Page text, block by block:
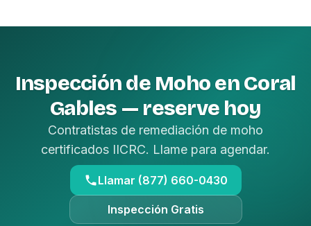
Inspección de Moho en Coral
Gables — reserve hoy
Contratistas de remediación de moho
certificados IICRC. Llame para agendar.
Llamar (877) 660-0430
Inspección Gratis